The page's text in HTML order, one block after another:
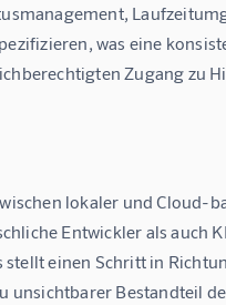
was eine
Zugang zu
lokaler und Cloud-
Entwickler als auch
einen Schritt in
Bestandteil